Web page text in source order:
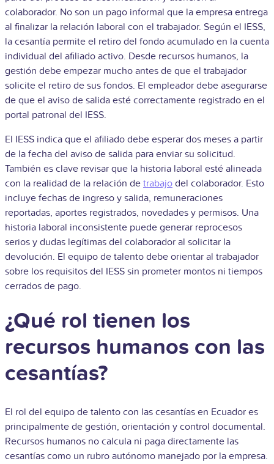
colaborador. No son un pago informal que la empresa entrega
al finalizar la relación laboral con el trabajador. Según el IESS,
la cesantía permite el retiro del fondo acumulado en la cuenta
individual del afiliado activo. Desde recursos humanos, la
gestión debe empezar mucho antes de que el trabajador
solicite el retiro de sus fondos. El empleador debe asegurarse
de que el aviso de salida esté correctamente registrado en el
portal patronal del IESS.
El IESS indica que el afiliado debe esperar dos meses a partir
de la fecha del aviso de salida para enviar su solicitud.
También es clave revisar que la historia laboral esté alineada
con la realidad de la relación de trabajo del colaborador. Esto
incluye fechas de ingreso y salida, remuneraciones
reportadas, aportes registrados, novedades y permisos. Una
historia laboral inconsistente puede generar reprocesos
serios y dudas legítimas del colaborador al solicitar la
devolución. El equipo de talento debe orientar al trabajador
sobre los requisitos del IESS sin prometer montos ni tiempos
cerrados de pago.
¿Qué rol tienen los
recursos humanos con las
cesantías?
El rol del equipo de talento con las cesantías en Ecuador es
principalmente de gestión, orientación y control documental.
Recursos humanos no calcula ni paga directamente las
cesantías como un rubro autónomo manejado por la empresa.